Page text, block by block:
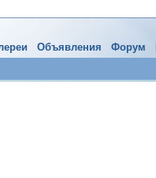
Объявления Форум